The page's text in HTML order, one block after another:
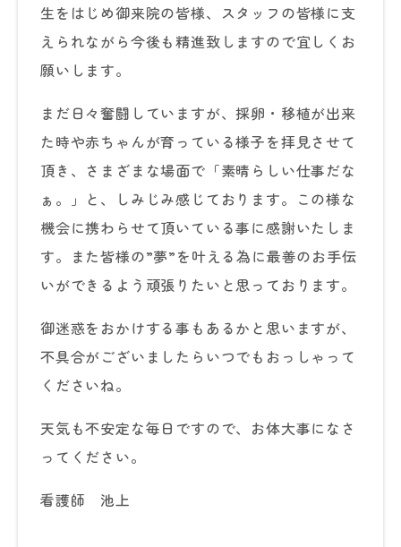
生をはじめ御来院の皆様、スタッフの皆様に支
えられながら今後も精進致しますので宜しくお
願いします。
まだ日々奮闘していますが、採卵・移植が出来
た時や赤ちゃんが育っている様子を拝見させて
頂き、さまざまな場面で「素晴らしい仕事だな
ぁ。」と、しみじみ感じております。この様な
機会に携わらせて頂いている事に感謝いたしま
す。また皆様の”夢”を叶える為に最善のお手伝
いができるよう頑張りたいと思っております。
御迷惑をおかけする事もあるかと思いますが、
不具合がございましたらいつでもおっしゃって
くださいね。
天気も不安定な毎日ですので、お体大事になさ
ってください。
看護師 池上